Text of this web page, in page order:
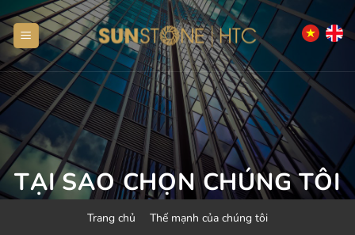
Bỏ
qua
nội
dung
TẠI SAO CHỌN CHÚNG TÔI
Trang chủ Thế mạnh của chúng tôi